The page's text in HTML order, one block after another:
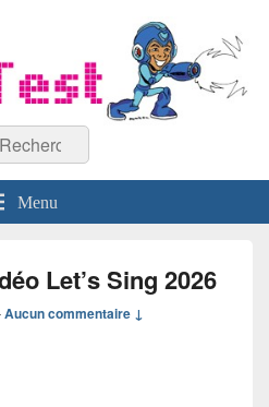
:
Rechercher
Menu
Let’s Sing 2026
Aucun commentaire ↓